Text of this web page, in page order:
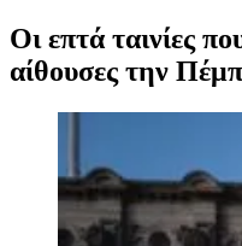
Οι επτά ταινίες
αίθουσες την